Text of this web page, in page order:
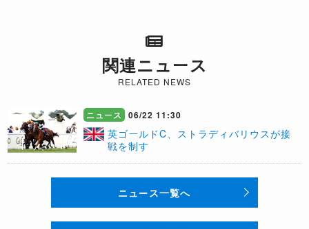
関連ニュース
RELATED NEWS
ニュース 06/22 11:30
​英ゴールドC、ストラディバリウスが接
戦を制す
ニュース一覧へ